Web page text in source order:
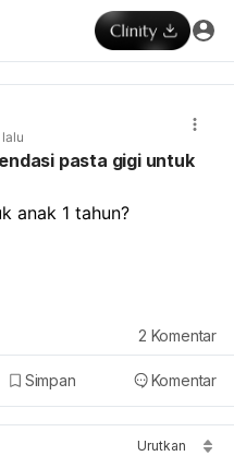
pasta gigi untuk
anak 1 tahun?
Simpan Komentar
2 Komentar
Urutkan